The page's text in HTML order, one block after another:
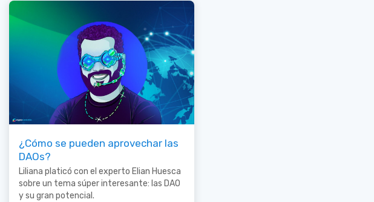
¿Cómo se pueden aprovechar las
DAOs?
Liliana platicó con el experto Elian Huesca
sobre un tema súper interesante: las DAO
y su gran potencial.